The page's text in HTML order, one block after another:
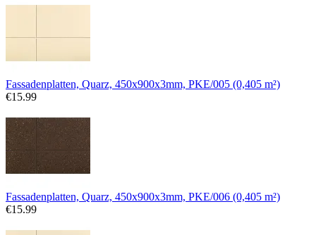
Fassadenplatten, Quarz, 450x900x3mm, PKE/005 (0,405 m²)
€15.99
Fassadenplatten, Quarz, 450x900x3mm, PKE/006 (0,405 m²)
€15.99